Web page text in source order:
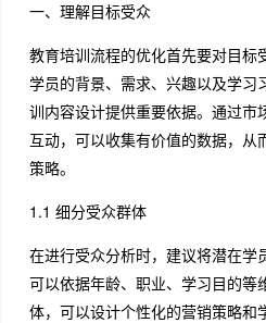
一、理解目标受众
教育培训流程的优化首先要对目标
学员的背景、需求、兴趣以及学习
训内容设计提供重要依据。通过市
互动，可以收集有价值的数据，从
策略。
1.1 细分受众群体
在进行受众分析时，建议将潜在学
可以依据年龄、职业、学习目的等
体，可以设计个性化的营销策略和